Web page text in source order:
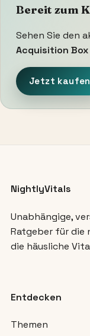
Bereit zum
Sehen Sie den
Acquisition Box
Jetzt kaufen
NightlyVitals
Unabhängige,
Ratgeber für die
die häusliche
Entdecken
Themen